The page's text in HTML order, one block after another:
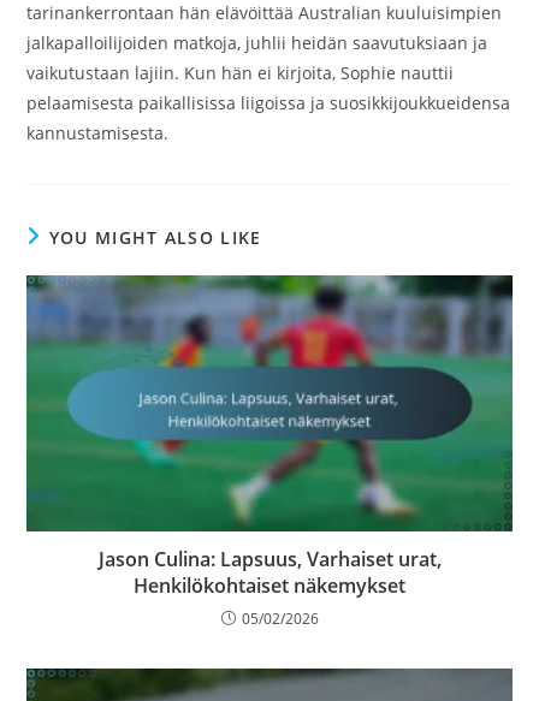
tarinankerrontaan hän elävöittää Australian kuuluisimpien
jalkapalloilijoiden matkoja, juhlii heidän saavutuksiaan ja
vaikutustaan lajiin. Kun hän ei kirjoita, Sophie nauttii
pelaamisesta paikallisissa liigoissa ja suosikkijoukkueidensa
kannustamisesta.
YOU MIGHT ALSO LIKE
Jason Culina: Lapsuus, Varhaiset urat,
Henkilökohtaiset näkemykset
05/02/2026